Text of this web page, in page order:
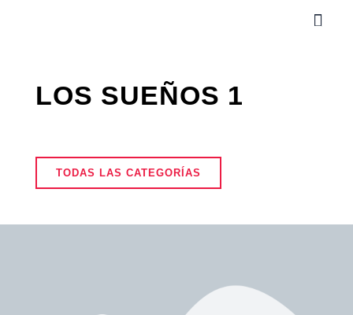
LOS SUEÑOS 1
TODAS LAS CATEGORÍAS